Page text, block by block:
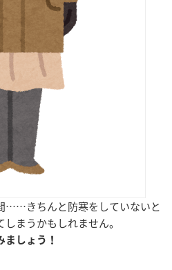
……きちんと防寒をしていないと
まうかもしれません。
ましょう！